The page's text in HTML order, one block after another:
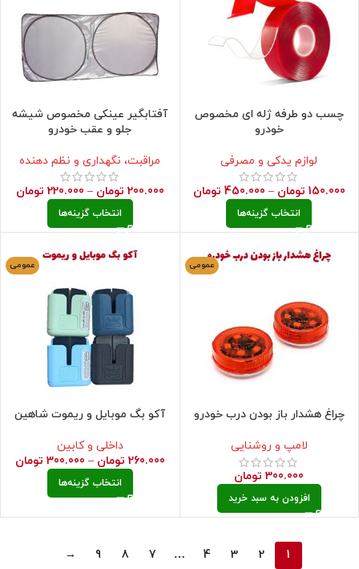
چسب دو طرفه ژله ای مخصوص
خودرو
لوازم یدکی و مصرفی
150.000 تومان –
450.000 تومان
انتخاب گزینه‌ها
آفتابگیر عینکی مخصوص شیشه
جلو و عقب خودرو
مراقبت، نگهداری و نظم دهنده
200.000 تومان –
220.000 تومان
انتخاب گزینه‌ها
عمومی
چراغ هشدار باز بودن درب خودرو
لامپ و روشنایی
300.000 تومان
افزودن به سبد خرید
عمومی
آکو بگ موبایل و ریموت شاهین
داخلی و کابین
260.000 تومان –
300.000 تومان
انتخاب گزینه‌ها
1
2
3
4
…
7
8
9
→